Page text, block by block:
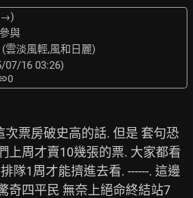
)
參與
(雲淡風輕,風和日麗)
07/16 03:26)
0
次票房破史高的話. 但是 套句恐
上周才賣10幾張的票. 大家都看
隊1周才能擠進去看. ------. 這邊
奇四平民 無奈上絕命終結站7